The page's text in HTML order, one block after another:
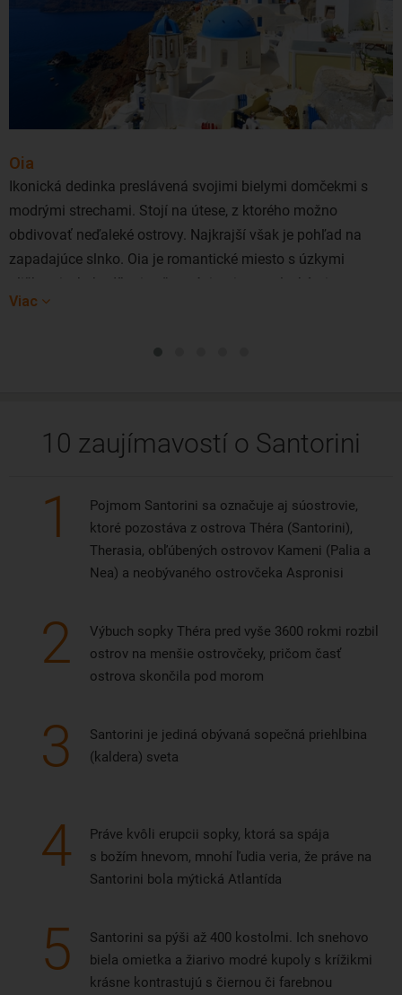
Oia
Ikonická dedinka preslávená svojimi bielymi domčekmi s
modrými strechami. Stojí na útese, z ktorého možno
obdivovať neďaleké ostrovy. Najkrajší však je pohľad na
zapadajúce slnko. Oia je romantické miesto s úzkymi
uličkami, obchodíkmi, reštauráciami a umeleckými
galériami.
Viac
10 zaujímavostí o Santorini
1
Pojmom Santorini sa označuje aj súostrovie,
ktoré pozostáva z ostrova Théra (Santorini),
Therasia, obľúbených ostrovov Kameni (Palia a
Nea) a neobývaného ostrovčeka Aspronisi
2
Výbuch sopky Théra pred vyše 3600 rokmi rozbil
ostrov na menšie ostrovčeky, pričom časť
ostrova skončila pod morom
3
Santorini je jediná obývaná sopečná priehlbina
(kaldera) sveta
4
Práve kvôli erupcii sopky, ktorá sa spája
s božím hnevom, mnohí ľudia veria, že práve na
Santorini bola mýtická Atlantída
5
Santorini sa pýši až 400 kostolmi. Ich snehovo
biela omietka a žiarivo modré kupoly s krížikmi
krásne kontrastujú s čiernou či farebnou